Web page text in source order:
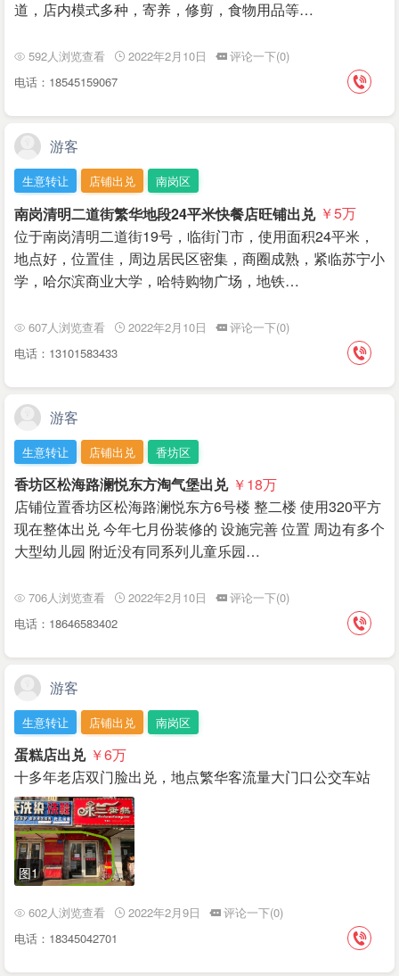
道，店内模式多种，寄养，修剪，食物用品等…
592人浏览查看 2022年2月10日
评论一下(0)
电话：18545159067
游客
生意转让 店铺出兑 南岗区
南岗清明二道街繁华地段24平米快餐店旺铺出兑 ￥5万
位于南岗清明二道街19号，临街门市，使用面积24平米，
地点好，位置佳，周边居民区密集，商圈成熟，紧临苏宁小
学，哈尔滨商业大学，哈特购物广场，地铁…
607人浏览查看 2022年2月10日
评论一下(0)
电话：13101583433
游客
生意转让 店铺出兑 香坊区
香坊区松海路澜悦东方淘气堡出兑 ￥18万
店铺位置香坊区松海路澜悦东方6号楼 整二楼 使用320平方
现在整体出兑 今年七月份装修的 设施完善 位置 周边有多个
大型幼儿园 附近没有同系列儿童乐园…
706人浏览查看 2022年2月10日
评论一下(0)
电话：18646583402
游客
生意转让 店铺出兑 南岗区
蛋糕店出兑 ￥6万
十多年老店双门脸出兑，地点繁华客流量大门口公交车站
图1
602人浏览查看 2022年2月9日
评论一下(0)
电话：18345042701